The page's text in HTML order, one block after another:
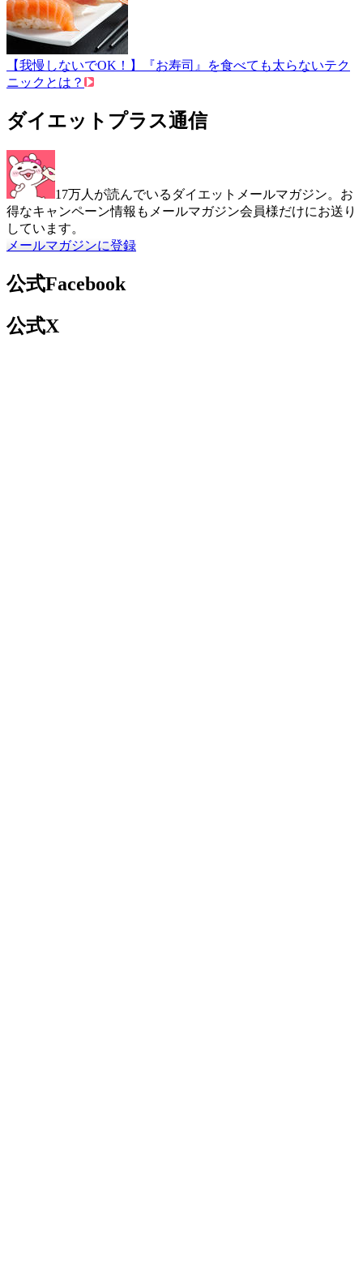
【我慢しないでOK！】『お寿司』を食べても太らないテク
ニックとは？
ダイエットプラス通信
17万人が読んでいるダイエットメールマガジン。お
得なキャンペーン情報もメールマガジン会員様だけにお送り
しています。
メールマガジンに登録
公式Facebook
公式X